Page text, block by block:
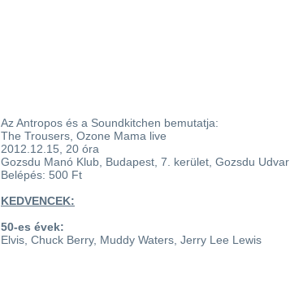
Az Antropos és a Soundkitchen bemutatja:
The Trousers, Ozone Mama live
2012.12.15, 20 óra
Gozsdu Manó Klub, Budapest, 7. kerület, Gozsdu Udvar
Belépés: 500 Ft
KEDVENCEK:
50-es évek:
Elvis, Chuck Berry, Muddy Waters, Jerry Lee Lewis